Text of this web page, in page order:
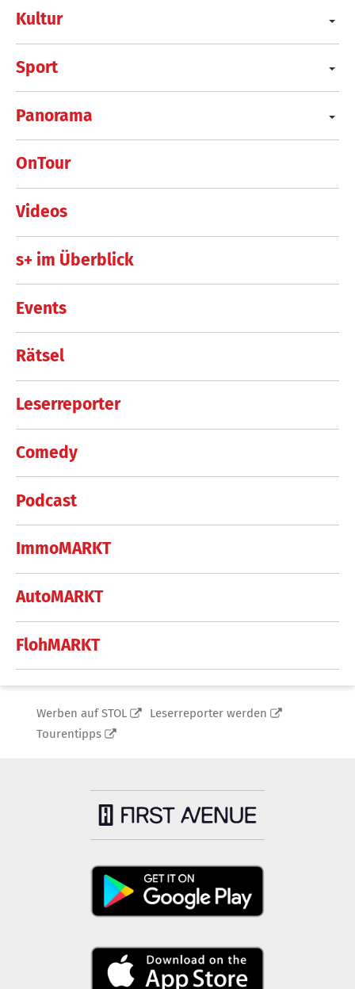
Kultur
Sport
Panorama
OnTour
Videos
s+ im Überblick
Events
Rätsel
Leserreporter
Comedy
Podcast
ImmoMARKT
AutoMARKT
FlohMARKT
Werben auf STOL
Leserreporter werden
Tourentipps